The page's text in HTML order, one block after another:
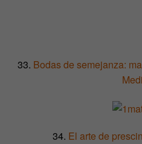
33. Bodas de semejanza:
34. El arte de